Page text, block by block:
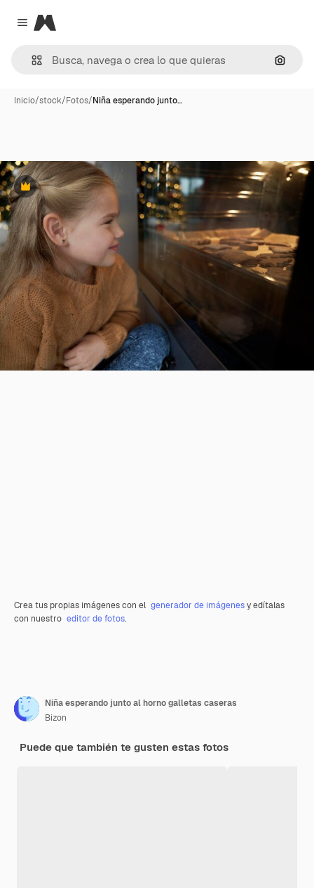
Close menu
Magnific
Inicio/stock/Fotos/Niña esperando junto…
Premium
Crea tus propias imágenes con el generador de imágenesy edítalas
con nuestro editor de fotos.
Niña esperando junto al horno galletas caseras
Bizon
Puede que también te gusten estas fotos